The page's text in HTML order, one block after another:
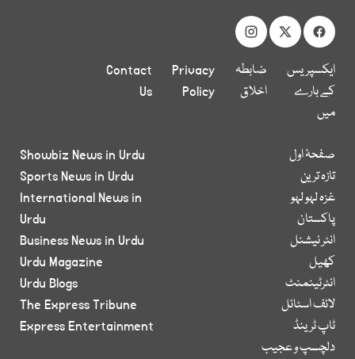
ایکسپریس
کے بارے
میں
ضابطہ
اخلاق
Privacy
Policy
Contact
Us
صفحۂ اول
تازہ ترین
غزہ لہو لہو
پاکستان
انٹر نیشنل
کھیل
انٹرٹینمنٹ
لائف اسٹائل
ٹاپ ٹرینڈ
دلچسپ و عجیب
Showbiz News in Urdu
Sports News in Urdu
International News in
Urdu
Business News in Urdu
Urdu Magazine
Urdu Blogs
The Express Tribune
Express Entertainment